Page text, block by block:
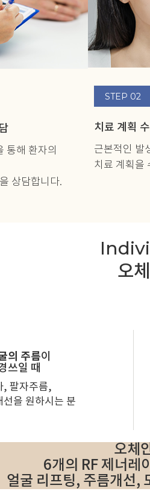
통해 환자의
상담합니다.
STEP 02
치료 계획
근본적인 발
치료 계획을
오
의 주름이
쓰일 때
, 팔자주름,
선을 원하시는 분
오체
6개의 RF 제너레
얼굴 리프팅, 주름개선,